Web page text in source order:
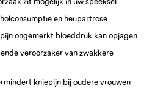
en heupartrose
ongemerkt bloeddruk kan opjagen
veroorzaker van zwakkere
kniepijn bij oudere vrouwen